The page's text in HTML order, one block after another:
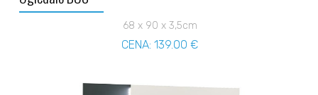
68 x 90 x 3,5cm
CENA: 139.00 €